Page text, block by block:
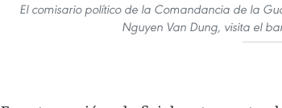
El comisario político de la Comandancia de la
Nguyen Van Dung, visita el